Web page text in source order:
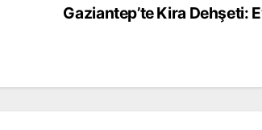
Gaziantep’te Kira Dehşeti: